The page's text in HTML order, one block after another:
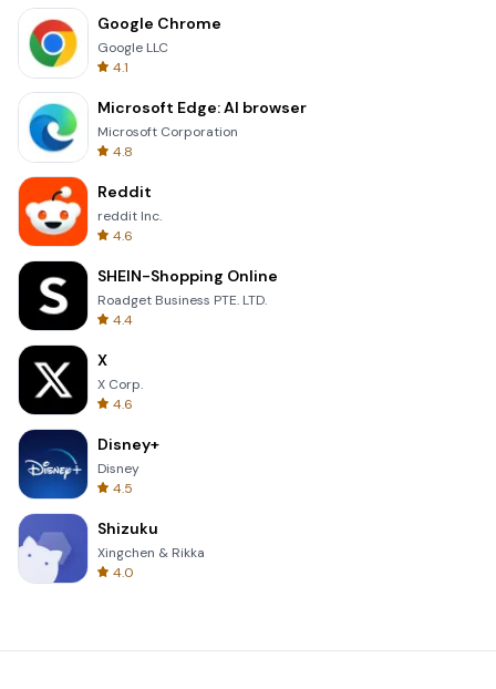
Google Chrome
Google LLC
4.1
Microsoft Edge: AI browser
Microsoft Corporation
4.8
Reddit
reddit Inc.
4.6
SHEIN-Shopping Online
Roadget Business PTE. LTD.
4.4
X
X Corp.
4.6
Disney+
Disney
4.5
Shizuku
Xingchen & Rikka
4.0